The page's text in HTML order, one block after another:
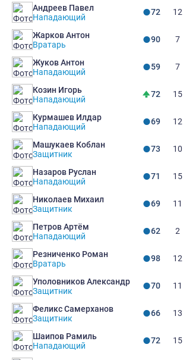
Андреев Павел
Нападающий
72 12
Жарков Антон
Вратарь
90 7
Жуков Антон
Нападающий
59 7
Козин Игорь
Нападающий
72 15
Курмашев Илдар
Нападающий
69 12
Машукаев Коблан
Защитник
73 10
Назаров Руслан
Нападающий
71 15
Николаев Михаил
Защитник
69 11
Петров Артём
Нападающий
62 2
Резниченко Роман
Вратарь
98 12
Уполовников Александр
Защитник
70 11
Феликс Самерханов
Защитник
66 13
Шаипов Рамиль
Нападающий
72 15